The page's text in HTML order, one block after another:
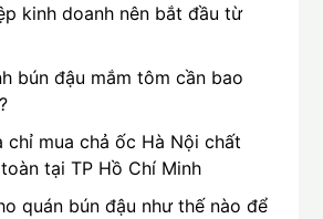
kinh doanh nên bắt đầu từ
bún đậu mắm tôm cần bao
chỉ mua chả ốc Hà Nội chất
tại TP Hồ Chí Minh
quán bún đậu như thế nào để